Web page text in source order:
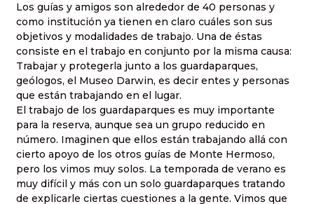
Los guías y amigos son alrededor de 40 personas y
como institución ya tienen en claro cuáles son sus
objetivos y modalidades de trabajo. Una de éstas
consiste en el trabajo en conjunto por la misma causa:
Trabajar y protegerla junto a los guardaparques,
geólogos, el Museo Darwin, es decir entes y personas
que están trabajando en el lugar.
El trabajo de los guardaparques es muy importante
para la reserva, aunque sea un grupo reducido en
número. Imaginen que ellos están trabajando allá con
cierto apoyo de los otros guías de Monte Hermoso,
pero los vimos muy solos. La temporada de verano es
muy difícil y más con un solo guardaparques tratando
de explicarle ciertas cuestiones a la gente. Vimos que